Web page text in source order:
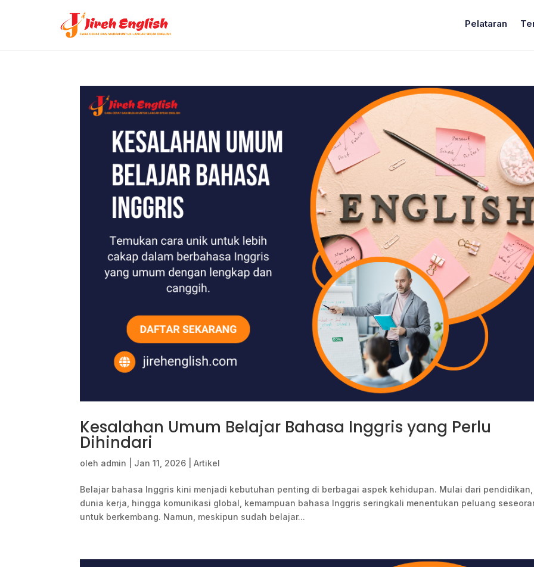
Pelataran
Kesalahan Umum Belajar Bahasa Inggris yang Perlu
Dihindari
oleh admin Jan 11, 2026 |Artikel
Belajar bahasa Inggris kini menjadi kebutuhan penting di berbagai aspek kehidupan. Mulai dari pendidikan,
dunia kerja, hingga komunikasi global, kemampuan bahasa Inggris seringkali menentukan peluang
untuk berkembang. Namun, meskipun sudah belajar...